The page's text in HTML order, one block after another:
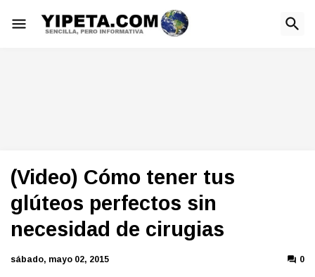
(Video) Cómo tener tus
glúteos perfectos sin
necesidad de cirugias
sábado, mayo 02, 2015 0